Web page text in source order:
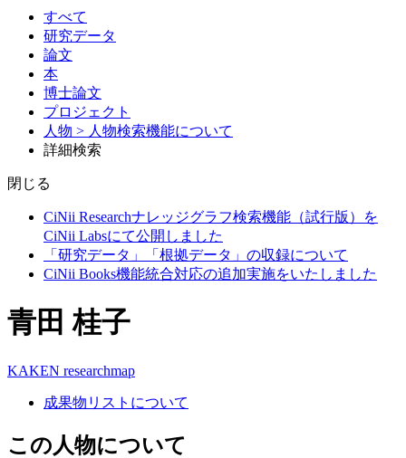
すべて
研究データ
論文
本
博士論文
プロジェクト
人物 > 人物検索機能について
詳細検索
閉じる
CiNii Researchナレッジグラフ検索機能（試行版）を
CiNii Labsにて公開しました
「研究データ」「根拠データ」の収録について
CiNii Books機能統合対応の追加実施をいたしました
青田 桂子
KAKEN researchmap
成果物リストについて
この人物について